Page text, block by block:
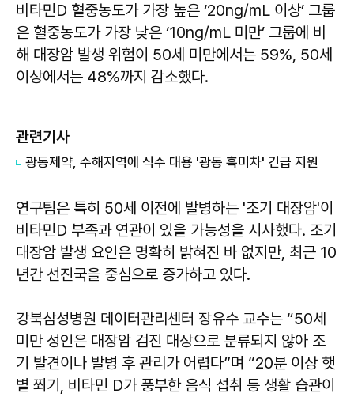
비타민D 혈중농도가 가장 높은 ‘20ng/mL 이상’ 그룹
은 혈중농도가 가장 낮은 ‘10ng/mL 미만’ 그룹에 비
해 대장암 발생 위험이 50세 미만에서는 59%, 50세
이상에서는 48%까지 감소했다.
관련기사
​광동제약, 수해지역에 식수 대용 '광동 흑미차' 긴급 지원
연구팀은 특히 50세 이전에 발병하는 '조기 대장암'이
비타민D 부족과 연관이 있을 가능성을 시사했다. 조기
대장암 발생 요인은 명확히 밝혀진 바 없지만, 최근 10
년간 선진국을 중심으로 증가하고 있다.
강북삼성병원 데이터관리센터 장유수 교수는 “50세
미만 성인은 대장암 검진 대상으로 분류되지 않아 조
기 발견이나 발병 후 관리가 어렵다”며 “20분 이상 햇
볕 쬐기, 비타민 D가 풍부한 음식 섭취 등 생활 습관이